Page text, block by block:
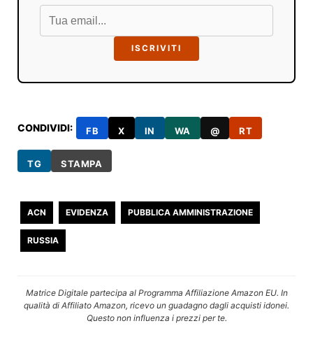
ISCRIVITI
CONDIVIDI: FB X IN WA @ RT
TG STAMPA
ACN EVIDENZA PUBBLICA AMMINISTRAZIONE
RUSSIA
Matrice Digitale partecipa al Programma Affiliazione Amazon EU. In
qualità di Affiliato Amazon, ricevo un guadagno dagli acquisti idonei.
Questo non influenza i prezzi per te.